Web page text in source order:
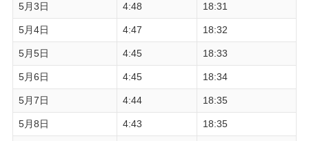
5月3日 4:48 18:31
5月4日 4:47 18:32
5月5日 4:45 18:33
5月6日 4:45 18:34
5月7日 4:44 18:35
5月8日 4:43 18:35